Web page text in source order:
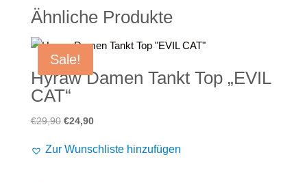
Ähnliche Produkte
Sale!
Hyraw Damen Tankt Top „EVIL
CAT“
€29,90 Ursprünglicher
war:
€24,90Aktueller
ist:
Zur Wunschliste hinzufügen